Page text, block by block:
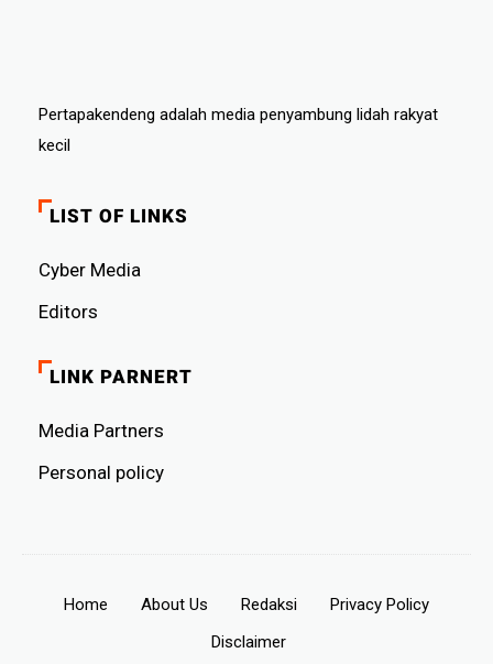
Pertapakendeng adalah media penyambung lidah rakyat
kecil
LIST OF LINKS
Cyber ​​Media
Editors
LINK PARNERT
Media Partners
Personal policy
Home About Us Redaksi
Privacy Policy
Disclaimer